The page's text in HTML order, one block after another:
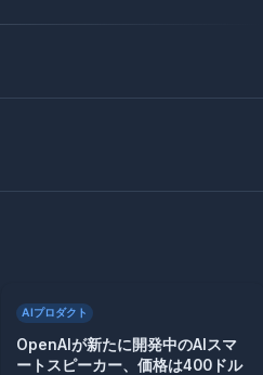
AIプロダクト
OpenAIが新たに開発中のAIスマ
ートスピーカー、価格は400ドル